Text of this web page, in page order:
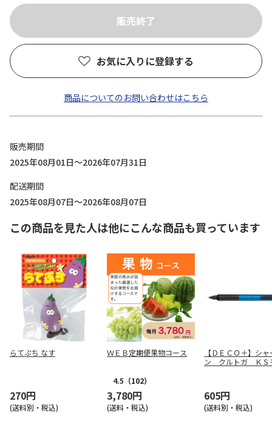
お気に入りに登録する
商品についてのお問い合わせはこちら
販売期間
2025年08月01日～2026年07月31日
配送期間
2025年08月07日～2026年08月07日
この商品を見た人は他にこんな商品も買っています
らてぷち なす
270円
(送料別・税込)
ＷＥＢ定期便果物コース
4.5 （102）
3,780円
(送料・税込)
【ＤＥＣＯ＋】シ
ン クルトガ ＫＳ
605円
(送料別・税込)